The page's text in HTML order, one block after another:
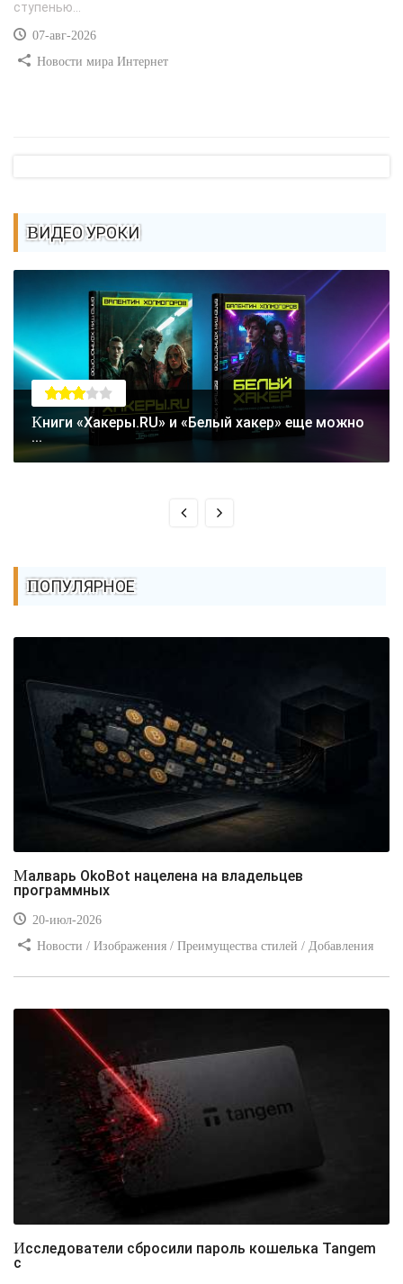
ступенью...
07-авг-2026
Новости мира Интернет
ВИДЕО УРОКИ
Книги «Хакеры.RU» и «Белый хакер» еще можно
...
ПОПУЛЯРНОЕ
Малварь OkoBot нацелена на владельцев
программных
20-июл-2026
Новости / Изображения / Преимущества стилей / Добавления
Исследователи сбросили пароль кошелька Tangem
с